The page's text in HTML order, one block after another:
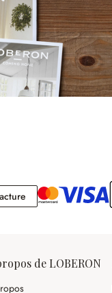
Facture
de LOBERON